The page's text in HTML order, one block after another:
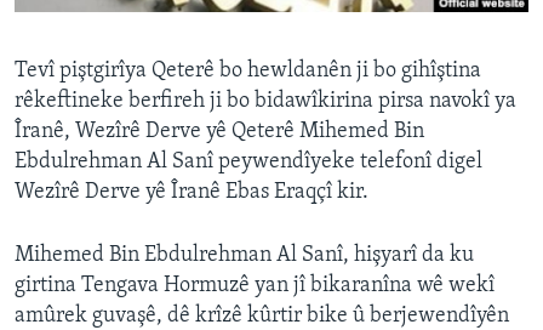
Learning English
FOLLOW US
Zimanên Din
Tevî piştgirîya Qeterê bo hewldanên ji bo gihîştina
rêkeftineke berfireh ji bo bidawîkirina pirsa navokî ya
Îranê, Wezîrê Derve yê Qeterê Mihemed Bin
Ebdulrehman Al Sanî peywendîyeke telefonî digel
Wezîrê Derve yê Îranê Ebas Eraqçî kir.
Mihemed Bin Ebdulrehman Al Sanî, hişyarî da ku
girtina Tengava Hormuzê yan jî bikaranîna wê wekî
amûrek guvaşê, dê krîzê kûrtir bike û berjewendîyên